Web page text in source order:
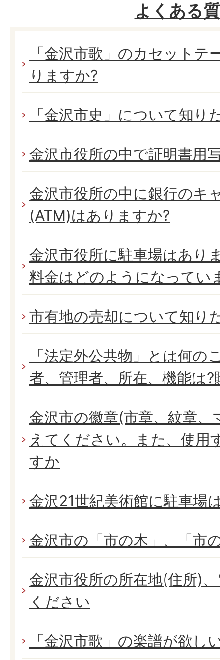
よくある
「金沢市歌」のカセットテ
りますか?
「金沢市史」について知り
金沢市役所の中で証明書用
金沢市役所の中に銀行のキ
(ATM)はありますか?
金沢市役所に駐車場はあり
料金はどのようになってい
市有地の売却について知り
「法定外公共物」とは何の
者、管理者、所在、機能は
金沢市の徽章(市章、紋章、
えてください。また、使用
すか
金沢21世紀美術館に駐車場
金沢市の「市の木」、「市
金沢市役所の所在地(住所)
ください
「金沢市歌」の楽譜が欲し